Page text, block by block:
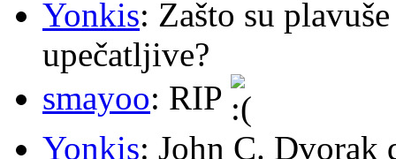
Yonkis: Zašto su
upečatljive?
smayoo: RIP
Yonkis: John C. Dvorak